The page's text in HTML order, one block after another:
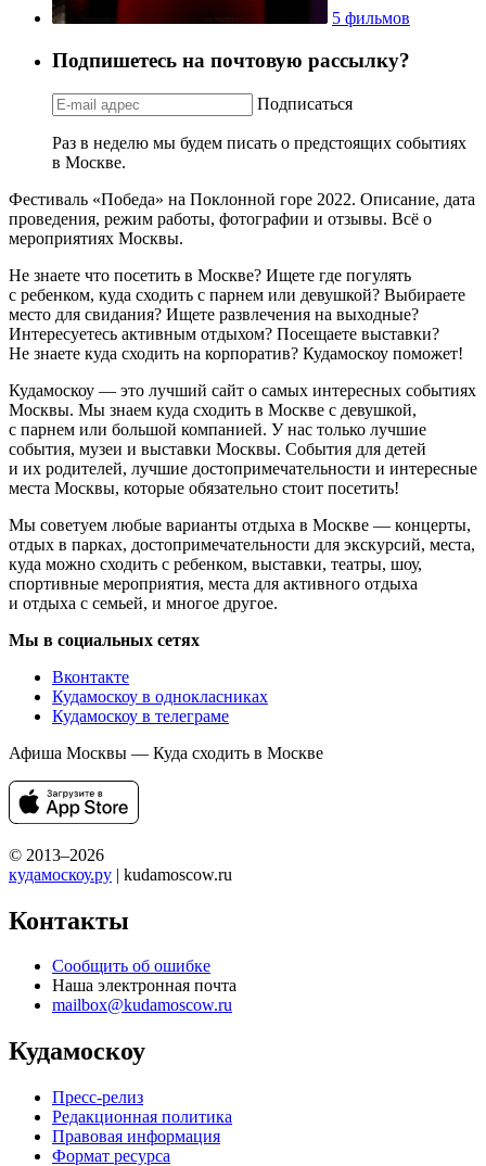
5 фильмов
Подпишетесь на почтовую рассылку?
Подписаться
Раз в неделю мы будем писать о предстоящих событиях
в Москве.
Фестиваль «Победа» на Поклонной горе 2022. Описание, дата
проведения, режим работы, фотографии и отзывы. Всё о
мероприятиях Москвы.
Не знаете что посетить в Москве? Ищете где погулять
с ребенком, куда сходить с парнем или девушкой? Выбираете
место для свидания? Ищете развлечения на выходные?
Интересуетесь активным отдыхом? Посещаете выставки?
Не знаете куда сходить на корпоратив? Кудамоскоу поможет!
Кудамоскоу — это лучший сайт о самых интересных событиях
Москвы. Мы знаем куда сходить в Москве с девушкой,
с парнем или большой компанией. У нас только лучшие
события, музеи и выставки Москвы. События для детей
и их родителей, лучшие достопримечательности и интересные
места Москвы, которые обязательно стоит посетить!
Мы советуем любые варианты отдыха в Москве — концерты,
отдых в парках, достопримечательности для экскурсий, места,
куда можно сходить с ребенком, выставки, театры, шоу,
спортивные мероприятия, места для активного отдыха
и отдыха с семьей, и многое другое.
Мы в социальных сетях
Вконтакте
Кудамоскоу в однокласниках
Кудамоскоу в телеграме
Афиша Москвы — Куда сходить в Москве
© 2013–2026
кудамоскоу.ру | kudamoscow.ru
Контакты
Сообщить об ошибке
Наша электронная почта
mailbox@kudamoscow.ru
Кудамоскоу
Пресс-релиз
Редакционная политика
Правовая информация
Формат ресурса